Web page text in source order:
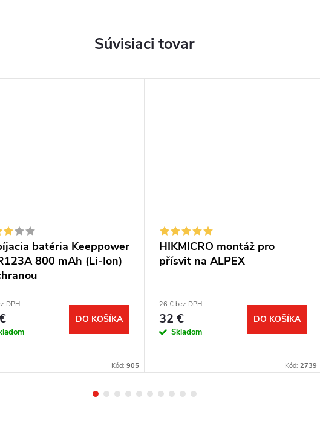
Súvisiaci tovar
batéria Keeppower
800 mAh (Li-Ion)
DPH
DO KOŠÍKA
Kód: 905
HIKMICRO montáž pro
přísvit na ALPEX
26 € bez DPH
32 €
Skladom
DO KOŠÍKA
Kód: 2739